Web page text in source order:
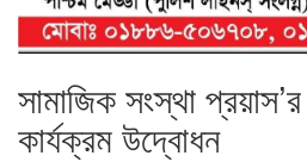
সামাজিক সংস্থা
কার্যক্রম উদ্বোধন